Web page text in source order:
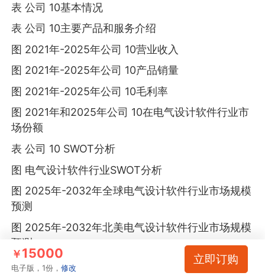
表 公司 10基本情况
表 公司 10主要产品和服务介绍
图 2021年-2025年公司 10营业收入
图 2021年-2025年公司 10产品销量
图 2021年-2025年公司 10毛利率
图 2021年和2025年公司 10在电气设计软件行业市
场份额
表 公司 10 SWOT分析
图 电气设计软件行业SWOT分析
图 2025年-2032年全球电气设计软件行业市场规模
预测
图 2025年-2032年北美电气设计软件行业市场规模
预测
图 2025年-2032年欧洲电气设计软件行业市场规模
￥15000
电子版，1份，修改
立即订购